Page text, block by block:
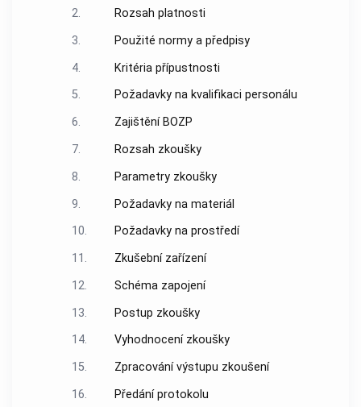
2.
Rozsah platnosti
3.
Použité normy a předpisy
4.
Kritéria přípustnosti
5.
Požadavky na kvalifikaci personálu
6.
Zajištění BOZP
7.
Rozsah zkoušky
8.
Parametry zkoušky
9.
Požadavky na materiál
10.
Požadavky na prostředí
11.
Zkušební zařízení
12.
Schéma zapojení
13.
Postup zkoušky
14.
Vyhodnocení zkoušky
15.
Zpracování výstupu zkoušení
16.
Předání protokolu